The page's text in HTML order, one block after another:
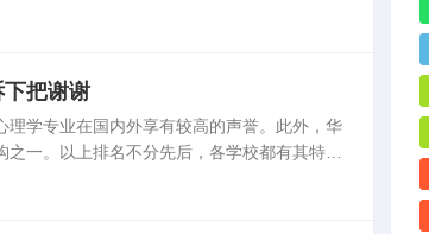
。机械能和功：探讨功、功率、能量、动
把谢谢
学专业在国内外享有较高的声誉。此外，华
一。以上排名不分先后，各学校都有其特色
校的教学风格和研究方向进行综合考虑。同